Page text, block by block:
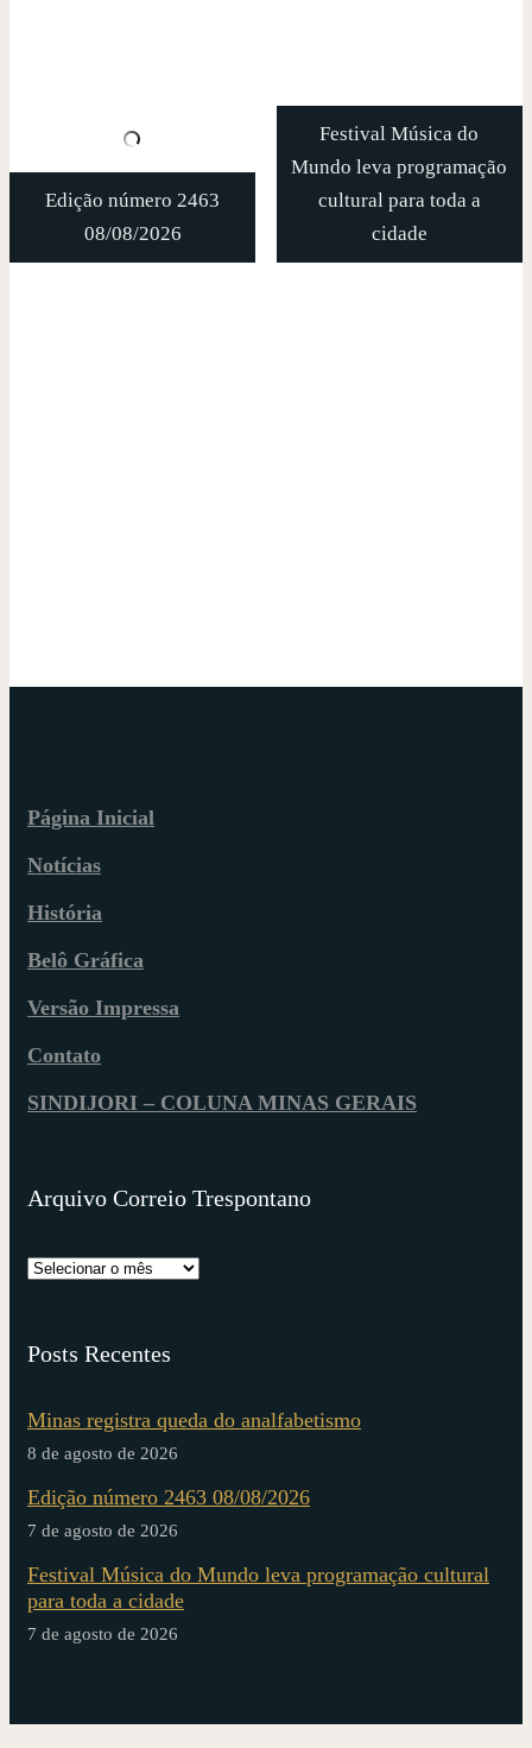
Edição número 2463
08/08/2026
Festival Música do
Mundo leva programação
cultural para toda a
cidade
Página Inicial
Notícias
História
Belô Gráfica
Versão Impressa
Contato
SINDIJORI – COLUNA MINAS GERAIS
Arquivo Correio Trespontano
Posts Recentes
Minas registra queda do analfabetismo
8 de agosto de 2026
Edição número 2463 08/08/2026
7 de agosto de 2026
Festival Música do Mundo leva programação cultural
para toda a cidade
7 de agosto de 2026